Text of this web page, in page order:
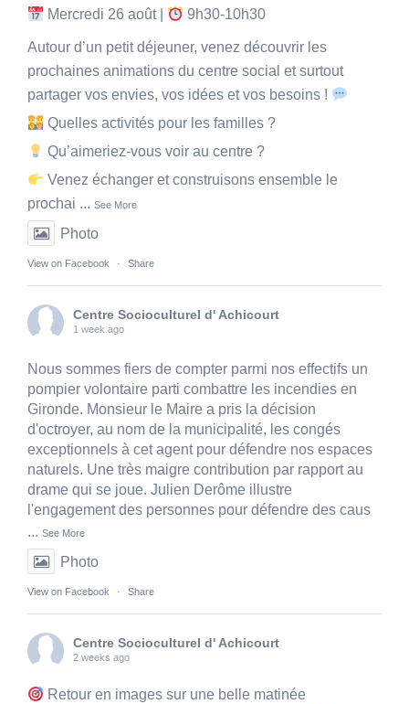
Mercredi 26 août | 9h30-10h30
Autour d’un petit déjeuner, venez découvrir les
prochaines animations du centre social et surtout
partager vos envies, vos idées et vos besoins !
Quelles activités pour les familles ?
Qu’aimeriez-vous voir au centre ?
Venez échanger et construisons ensemble le
prochai ... See More
Photo
View on Facebook · Share
Centre Socioculturel d' Achicourt
1 week ago
Nous sommes fiers de compter parmi nos effectifs un
pompier volontaire parti combattre les incendies en
Gironde. Monsieur le Maire a pris la décision
d'octroyer, au nom de la municipalité, les congés
exceptionnels à cet agent pour défendre nos espaces
naturels. Une très maigre contribution par rapport au
drame qui se joue. Julien Derôme illustre
l'engagement des personnes pour défendre des caus
... See More
Photo
View on Facebook · Share
Centre Socioculturel d' Achicourt
2 weeks ago
Retour en images sur une belle matinée